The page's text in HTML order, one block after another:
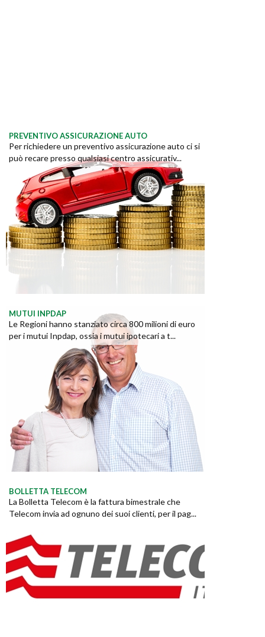
PREVENTIVO ASSICURAZIONE AUTO
Per richiedere un preventivo assicurazione auto ci si
può recare presso qualsiasi centro assicurativ...
MUTUI INPDAP
Le Regioni hanno stanziato circa 800 milioni di euro
per i mutui Inpdap, ossia i mutui ipotecari a t...
BOLLETTA TELECOM
La Bolletta Telecom è la fattura bimestrale che
Telecom invia ad ognuno dei suoi clienti, per il pag...